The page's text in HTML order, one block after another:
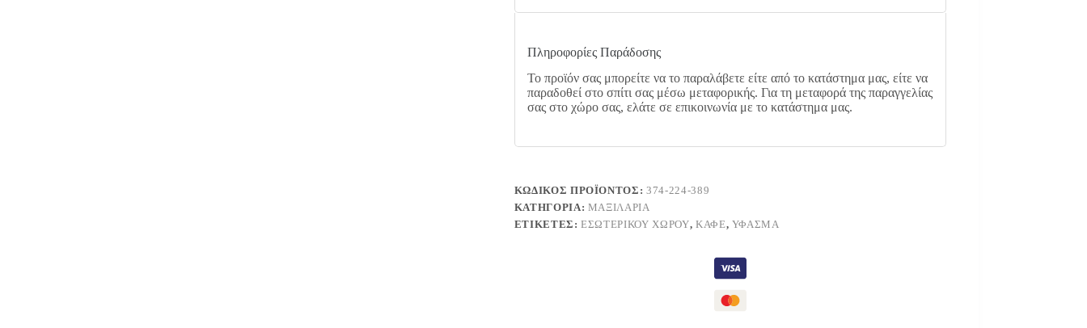
Πληροφορίες Παράδοσης
Το προϊόν σας μπορείτε να το παραλάβετε είτε από το κατάστημα μας, είτε να
παραδοθεί στο σπίτι σας μέσω μεταφορικής. Για τη μεταφορά της παραγγελίας
σας στο χώρο σας, ελάτε σε επικοινωνία με το κατάστημα μας.
ΚΩΔΙΚΌΣ ΠΡΟΪΌΝΤΟΣ:374-224-389
ΚΑΤΗΓΟΡΊΑ: ΜΑΞΙΛΆΡΙΑ
ΕΤΙΚΈΤΕΣ:ΕΣΩΤΕΡΙΚΟΎ ΧΏΡΟΥ, ΚΑΦΈ, ΎΦΑΣΜΑ